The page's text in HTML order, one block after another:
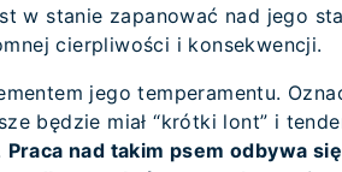
w stanie zapanować nad jego
cierpliwości i konsekwencji.
jego temperamentu.
będzie miał “krótki lont” i
Praca nad takim psem odbywa